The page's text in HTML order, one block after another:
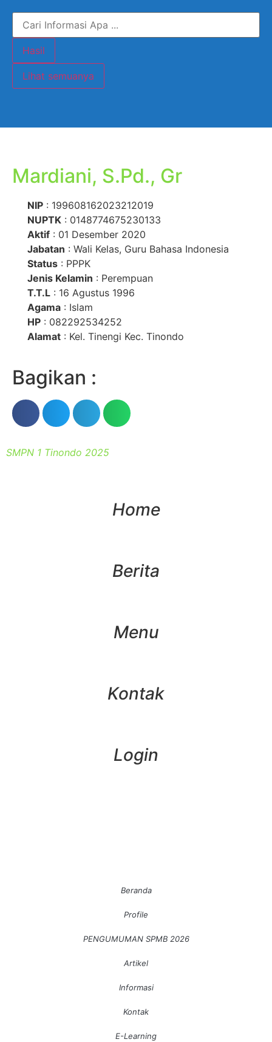
Hasil
Lihat semuanya
Mardiani, S.Pd., Gr
NIP : 199608162023212019
NUPTK : 0148774675230133
Aktif : 01 Desember 2020
Jabatan : Wali Kelas, Guru Bahasa Indonesia
Status : PPPK
Jenis Kelamin : Perempuan
T.T.L : 16 Agustus 1996
Agama : Islam
HP : 082292534252
Alamat : Kel. Tinengi Kec. Tinondo
Bagikan :
SMPN 1 Tinondo 2025
Home
Berita
Menu
Kontak
Login
Beranda
Profile
PENGUMUMAN SPMB 2026
Artikel
Informasi
Kontak
E-Learning